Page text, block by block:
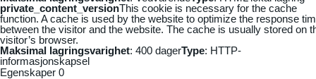
private_content_versionThis cookie is necessary for the cache
function. A cache is used by the website to optimize the response
between the visitor and the website. The cache is usually stored on
visitor’s browser.
Maksimal lagringsvarighet: 400 dagerType: HTTP-
informasjonskapsel
Egenskaper 0